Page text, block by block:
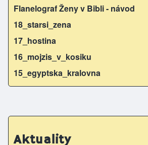
Flanelograf Ženy v Bibli - návod
18_starsi_zena
17_hostina
16_mojzis_v_kosiku
15_egyptska_kralovna
Aktuality